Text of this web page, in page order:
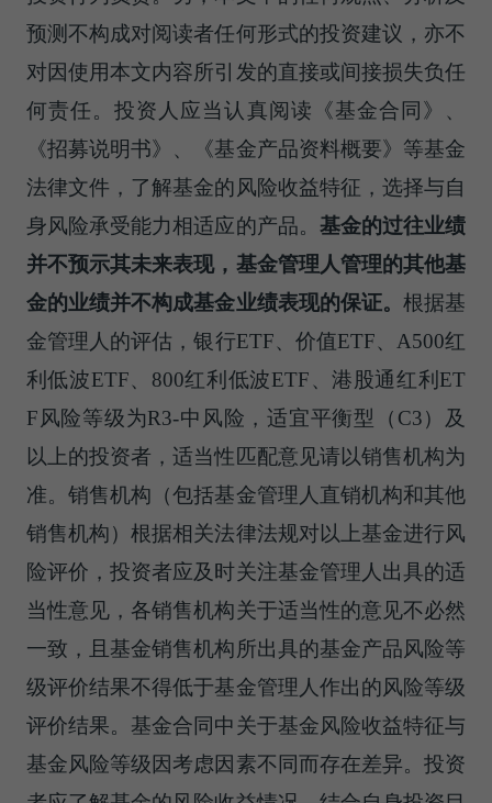
预测不构成对阅读者任何形式的投资建议，亦不
对因使用本文内容所引发的直接或间接损失负任
何责任。投资人应当认真阅读《基金合同》、
《招募说明书》、《基金产品资料概要》等基金
法律文件，了解基金的风险收益特征，选择与自
身风险承受能力相适应的产品。 基金的过往业绩
并不预示其未来表现，基金管理人管理的其他基
金的业绩并不构成基金业绩表现的保证。 根据基
金管理人的评估，银行ETF、价值ETF、A500红
利低波ETF、800红利低波ETF、港股通红利ET
F风险等级为R3-中风险，适宜平衡型（C3）及
以上的投资者，适当性匹配意见请以销售机构为
准。销售机构（包括基金管理人直销机构和其他
销售机构）根据相关法律法规对以上基金进行风
险评价，投资者应及时关注基金管理人出具的适
当性意见，各销售机构关于适当性的意见不必然
一致，且基金销售机构所出具的基金产品风险等
级评价结果不得低于基金管理人作出的风险等级
评价结果。基金合同中关于基金风险收益特征与
基金风险等级因考虑因素不同而存在差异。投资